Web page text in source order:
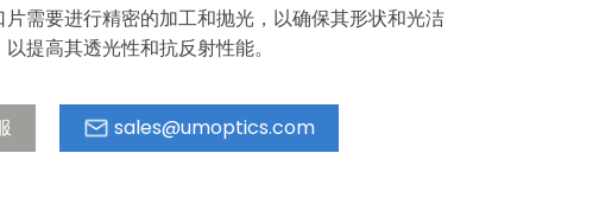
需要进行精密的加工和抛光，以确保其形状和光洁
提高其透光性和抗反射性能。
sales@umoptics.com